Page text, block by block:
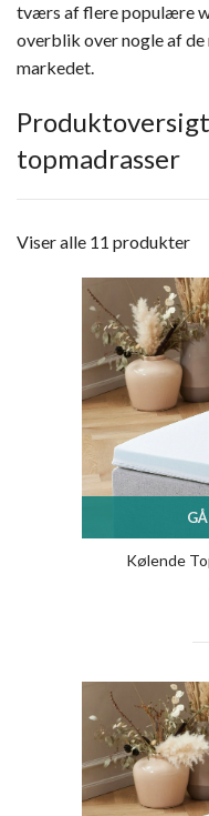
tværs af flere populære
overblik over nogle af de
markedet.
topmadrasser
Viser alle 11 produkter
Kølende